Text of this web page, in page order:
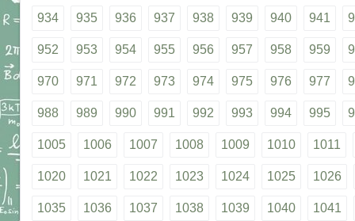
934 935 936 937 938 939 940 941
952 953 954 955 956 957 958 959
970 971 972 973 974 975 976 977
988 989 990 991 992 993 994 995
1005 1006 1007 1008 1009 1010 1011
1020 1021 1022 1023 1024 1025 1026
1035 1036 1037 1038 1039 1040 1041